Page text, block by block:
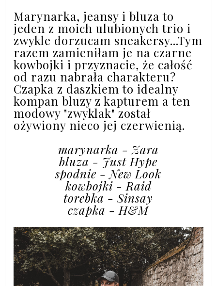
Marynarka, jeansy i bluza to
jeden z moich ulubionych trio i
zwykle dorzucam sneakersy...Tym
razem zamieniłam je na czarne
kowbojki i przyznacie, że całość
od razu nabrała charakteru?
Czapka z daszkiem to idealny
kompan bluzy z kapturem a ten
modowy "zwyklak" został
ożywiony nieco jej czerwienią.
marynarka - Zara
bluza - Just Hype
spodnie - New Look
kowbojki - Raid
torebka - Sinsay
czapka - H&M